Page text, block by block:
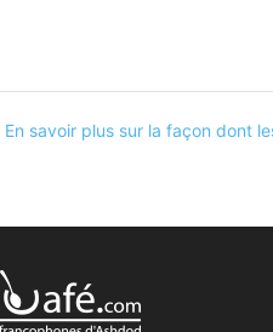
En savoir plus sur la façon dont